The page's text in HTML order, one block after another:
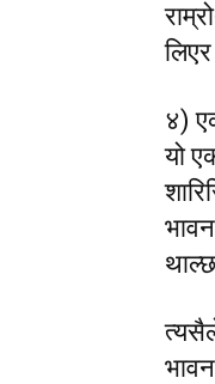
४)
यो